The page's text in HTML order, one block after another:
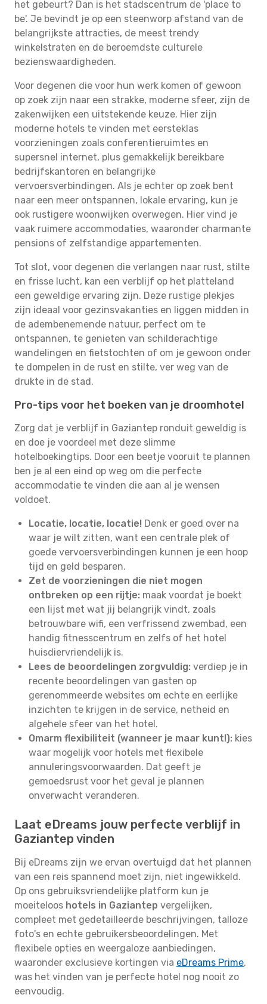
het gebeurt? Dan is het stadscentrum de 'place to
be'. Je bevindt je op een steenworp afstand van de
belangrijkste attracties, de meest trendy
winkelstraten en de beroemdste culturele
bezienswaardigheden.
Voor degenen die voor hun werk komen of gewoon
op zoek zijn naar een strakke, moderne sfeer, zijn de
zakenwijken een uitstekende keuze. Hier zijn
moderne hotels te vinden met eersteklas
voorzieningen zoals conferentieruimtes en
supersnel internet, plus gemakkelijk bereikbare
bedrijfskantoren en belangrijke
vervoersverbindingen. Als je echter op zoek bent
naar een meer ontspannen, lokale ervaring, kun je
ook rustigere woonwijken overwegen. Hier vind je
vaak ruimere accommodaties, waaronder charmante
pensions of zelfstandige appartementen.
Tot slot, voor degenen die verlangen naar rust, stilte
en frisse lucht, kan een verblijf op het platteland
een geweldige ervaring zijn. Deze rustige plekjes
zijn ideaal voor gezinsvakanties en liggen midden in
de adembenemende natuur, perfect om te
ontspannen, te genieten van schilderachtige
wandelingen en fietstochten of om je gewoon onder
te dompelen in de rust en stilte, ver weg van de
drukte in de stad.
Pro-tips voor het boeken van je droomhotel
Zorg dat je verblijf in Gaziantep ronduit geweldig is
en doe je voordeel met deze slimme
hotelboekingtips. Door een beetje vooruit te plannen
ben je al een eind op weg om die perfecte
accommodatie te vinden die aan al je wensen
voldoet.
Locatie, locatie, locatie! Denk er goed over na
waar je wilt zitten, want een centrale plek of
goede vervoersverbindingen kunnen je een hoop
tijd en geld besparen.
Zet de voorzieningen die niet mogen
ontbreken op een rijtje: maak voordat je boekt
een lijst met wat jij belangrijk vindt, zoals
betrouwbare wifi, een verfrissend zwembad, een
handig fitnesscentrum en zelfs of het hotel
huisdiervriendelijk is.
Lees de beoordelingen zorgvuldig: verdiep je in
recente beoordelingen van gasten op
gerenommeerde websites om echte en eerlijke
inzichten te krijgen in de service, netheid en
algehele sfeer van het hotel.
Omarm flexibiliteit (wanneer je maar kunt!): kies
waar mogelijk voor hotels met flexibele
annuleringsvoorwaarden. Dat geeft je
gemoedsrust voor het geval je plannen
onverwacht veranderen.
Laat eDreams jouw perfecte verblijf in
Gaziantep vinden
Bij eDreams zijn we ervan overtuigd dat het plannen
van een reis spannend moet zijn, niet ingewikkeld.
Op ons gebruiksvriendelijke platform kun je
moeiteloos hotels in Gaziantep vergelijken,
compleet met gedetailleerde beschrijvingen, talloze
foto's en echte gebruikersbeoordelingen. Met
flexibele opties en weergaloze aanbiedingen,
waaronder exclusieve kortingen via eDreams Prime,
was het vinden van je perfecte hotel nog nooit zo
eenvoudig.